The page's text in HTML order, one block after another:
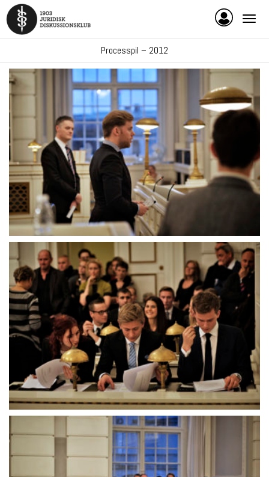
Processpil – 2012